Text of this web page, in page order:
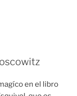
en el libro